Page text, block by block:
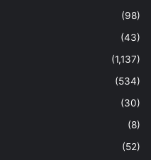
(98)
(43)
(1,137)
(534)
(30)
(8)
(52)